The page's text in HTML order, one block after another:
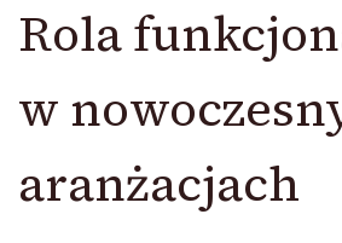
Rola
w
aranżacjach